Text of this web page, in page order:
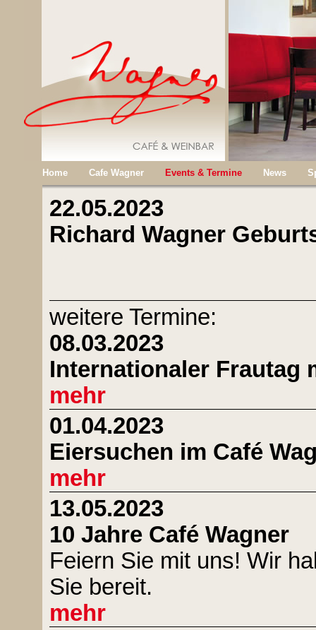
Home Cafe Wagner Events & Termine News
22.05.2023
Richard Wagner
weitere Termine:
08.03.2023
Internationaler Frautag
mehr
01.04.2023
Eiersuchen im Café
mehr
13.05.2023
10 Jahre Café Wagner
Feiern Sie mit uns! Wir
Sie bereit.
mehr